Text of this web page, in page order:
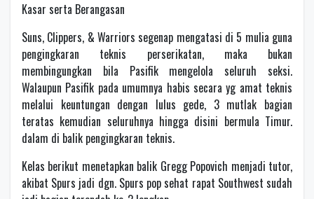
Kasar serta Berangasan
Suns, Clippers, & Warriors segenap mengatasi di 5 mulia guna
pengingkaran teknis perserikatan, maka bukan
membingungkan bila Pasifik mengelola seluruh seksi.
Walaupun Pasifik pada umumnya habis secara yg amat teknis
melalui keuntungan dengan lulus gede, 3 mutlak bagian
teratas kemudian seluruhnya hingga disini bermula Timur.
dalam di balik pengingkaran teknis.
Kelas berikut menetapkan balik Gregg Popovich menjadi tutor,
akibat Spurs jadi dgn. Spurs pop sehat rapat Southwest sudah